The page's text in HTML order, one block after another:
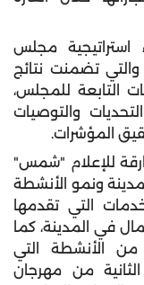
استراتيجية مجلس
للإعلام في العام 2023، والتي تضمنت نتائج
التابعة للمجلس،
والتوصيات
المؤشرات.
للإعلام "شمس"
ونمو الأنشطة
التي تقدمها
في المدينة، كما
من الأنشطة التي
من مهرجان